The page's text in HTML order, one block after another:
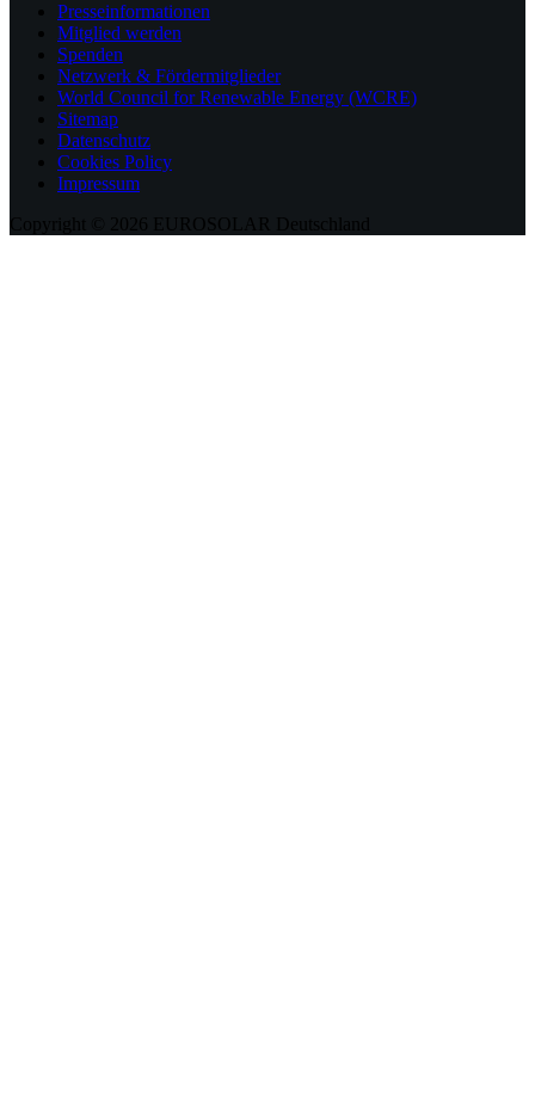
Presseinformationen
Mitglied werden
Spenden
Netzwerk & Fördermitglieder
World Council for Renewable Energy (WCRE)
Sitemap
Datenschutz
Cookies Policy
Impressum
Copyright © 2026 EUROSOLAR Deutschland